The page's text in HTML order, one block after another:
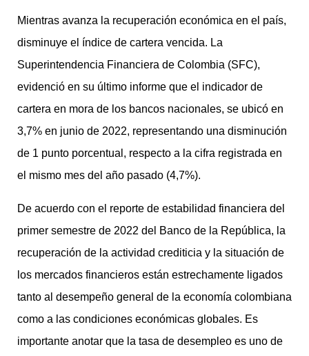
Mientras avanza la recuperación económica en el país,
disminuye el índice de cartera vencida. La
Superintendencia Financiera de Colombia (SFC),
evidenció en su último informe que el indicador de
cartera en mora de los bancos nacionales, se ubicó en
3,7% en junio de 2022, representando una disminución
de 1 punto porcentual, respecto a la cifra registrada en
el mismo mes del año pasado (4,7%).
De acuerdo con el reporte de estabilidad financiera del
primer semestre de 2022 del Banco de la República, la
recuperación de la actividad crediticia y la situación de
los mercados financieros están estrechamente ligados
tanto al desempeño general de la economía colombiana
como a las condiciones económicas globales. Es
importante anotar que la tasa de desempleo es uno de